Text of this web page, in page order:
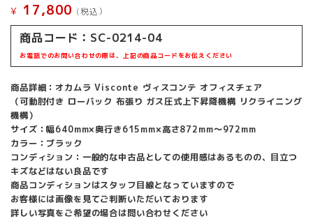
¥ 17,800 (税込）
商品コード：SC-0214-04
お電話でのお問い合わせの際は、上記の商品コードをお伝えください
商品詳細：オカムラ Visconte ヴィスコンテ オフィスチェア
（可動肘付き ローバック 布張り ガス圧式上下昇降機構 リクライニング
機構）
サイズ：幅640mm×奥行き615mm×高さ872mm～972mm
カラー：ブラック
コンディション：一般的な中古品としての使用感はあるものの、目立つ
キズなどはない良品です
商品コンディションはスタッフ目線となっていますので
お客様には画像を見てご判断いただいております
詳しい写真をご希望の場合は問い合わせください